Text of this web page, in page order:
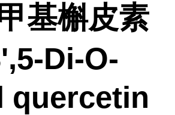
基槲皮素
Di-O-
quercetin